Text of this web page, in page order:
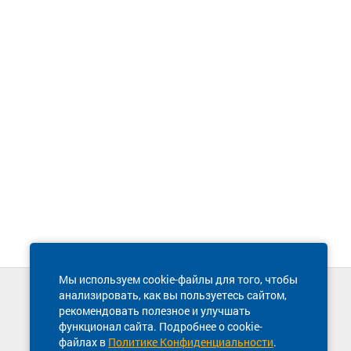
Мы используем cookie-файлы для того, чтобы
анализировать, как вы пользуетесь сайтом,
рекомендовать полезное и улучшать
функционал сайта. Подробнее о cookie-
файлах в Политике Конфиденциальности.
Техническая поддержка сайта
8 800 600-03-38